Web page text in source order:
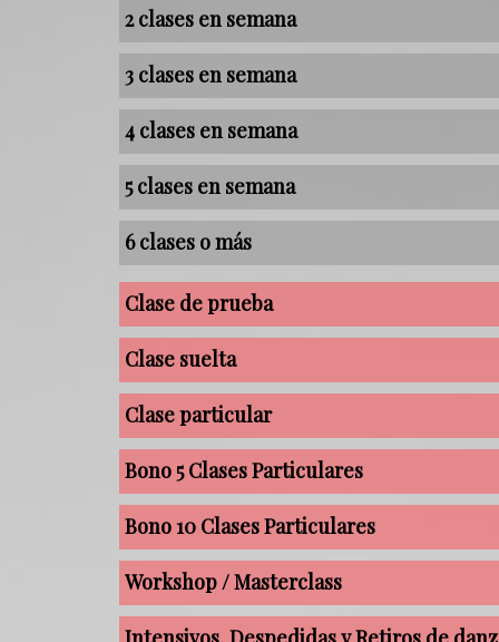
2 clases en semana
3 clases en semana
4 clases en semana
5 clases en semana
6 clases o más
Clase de prueba
Clase suelta
Clase particular
Bono 5 Clases Particulares
Bono 10 Clases Particulares
Workshop / Masterclass